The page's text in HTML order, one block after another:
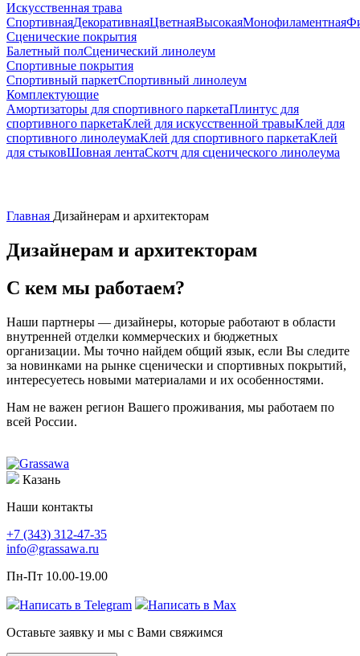
Искусственная трава
СпортивнаяДекоративнаяЦветнаяВысокаяМонофиламентная
Сценические покрытия
Балетный полСценический линолеум
Спортивные покрытия
Спортивный паркетСпортивный линолеум
Комплектующие
Амортизаторы для спортивного паркетаПлинтус для
спортивного паркетаКлей для искусственной травыКлей для
спортивного линолеумаКлей для спортивного паркетаКлей
для стыковШовная лентаСкотч для сценического линолеума
Главная Дизайнерам и архитекторам
Дизайнерам и архитекторам
С кем мы работаем?
Наши партнеры — дизайнеры, которые работают в области
внутренней отделки коммерческих и бюджетных
организации. Мы точно найдем общий язык, если Вы следите
за новинками на рынке сценически и спортивных покрытий,
интересуетесь новыми материалами и их особенностями.
Нам не важен регион Вашего проживания, мы работаем по
всей России.
Казань
Наши контакты
+7 (343) 312-47-35
info@grassawa.ru
Пн-Пт 10.00-19.00
Написать в Telegram Написать в Max
Оставьте заявку и мы с Вами свяжимся